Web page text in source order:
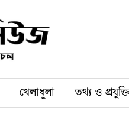
খেলাধুলা তথ্য ও